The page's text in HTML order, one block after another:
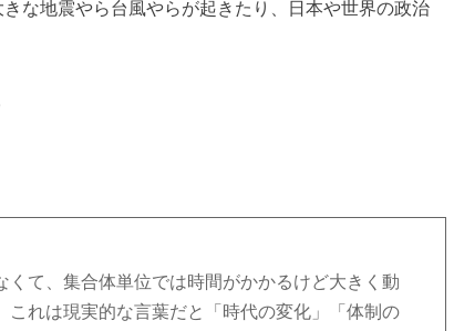
な地震やら台風やらが起きたり、日本や世界の政治
て、集合体単位では時間がかかるけど大きく動
れは現実的な言葉だと「時代の変化」「体制の